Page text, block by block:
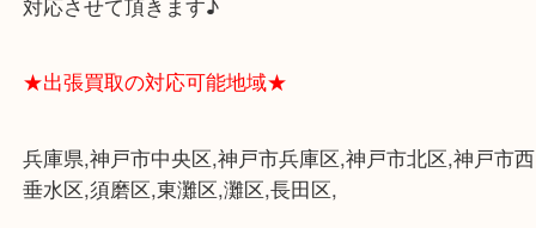
各線「三宮駅」「三ノ宮駅」から徒歩３分。
ミント神戸の東側、ダイエー神戸三宮の３階です。
★当店の特徴★